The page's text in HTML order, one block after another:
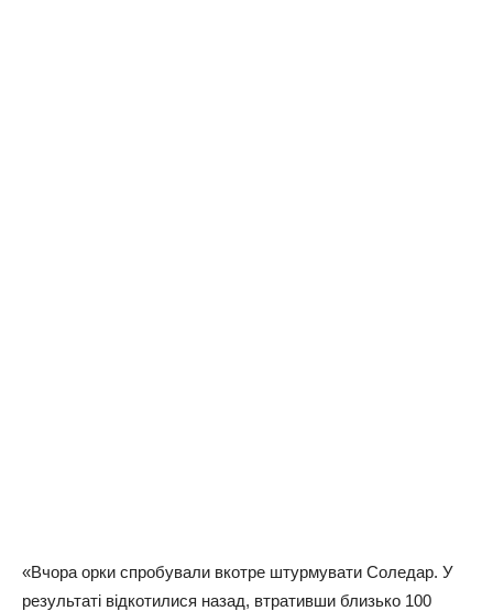
«Вчора орки спробували вкотре штурмувати Соледар. У
результаті відкотилися назад, втративши близько 100